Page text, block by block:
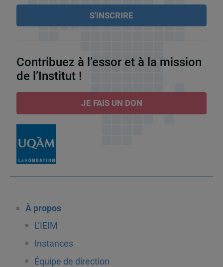
Contribuez à l’essor et à la mission
de l’Institut !
JE FAIS UN DON
À propos
L’IEIM
Instances
Équipe de direction